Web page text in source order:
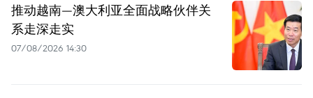
推动越南—澳大利亚全面战略伙伴关
系走深走实
07/08/2026 14:30